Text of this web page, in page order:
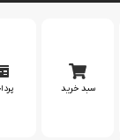
سبد خرید